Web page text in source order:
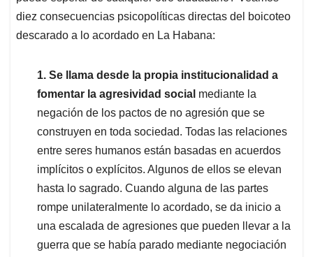
diez consecuencias psicopolíticas directas del boicoteo
descarado a lo acordado en La Habana:
1. Se llama desde la propia institucionalidad a
fomentar la agresividad social mediante la
negación de los pactos de no agresión que se
construyen en toda sociedad. Todas las relaciones
entre seres humanos están basadas en acuerdos
implícitos o explícitos. Algunos de ellos se elevan
hasta lo sagrado. Cuando alguna de las partes
rompe unilateralmente lo acordado, se da inicio a
una escalada de agresiones que pueden llevar a la
guerra que se había parado mediante negociación